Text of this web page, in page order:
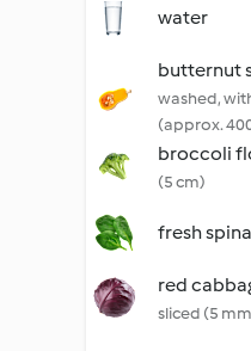
water
butternut
washed,
(approx.
broccoli
(5 cm)
fresh
red
sliced (5